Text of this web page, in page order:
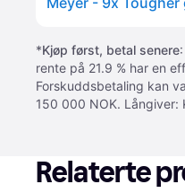
*Kjøp først, betal senere
rente på 21.9 % har en
Forskuddsbetaling kan
150 000 NOK. Långiver:
Relaterte